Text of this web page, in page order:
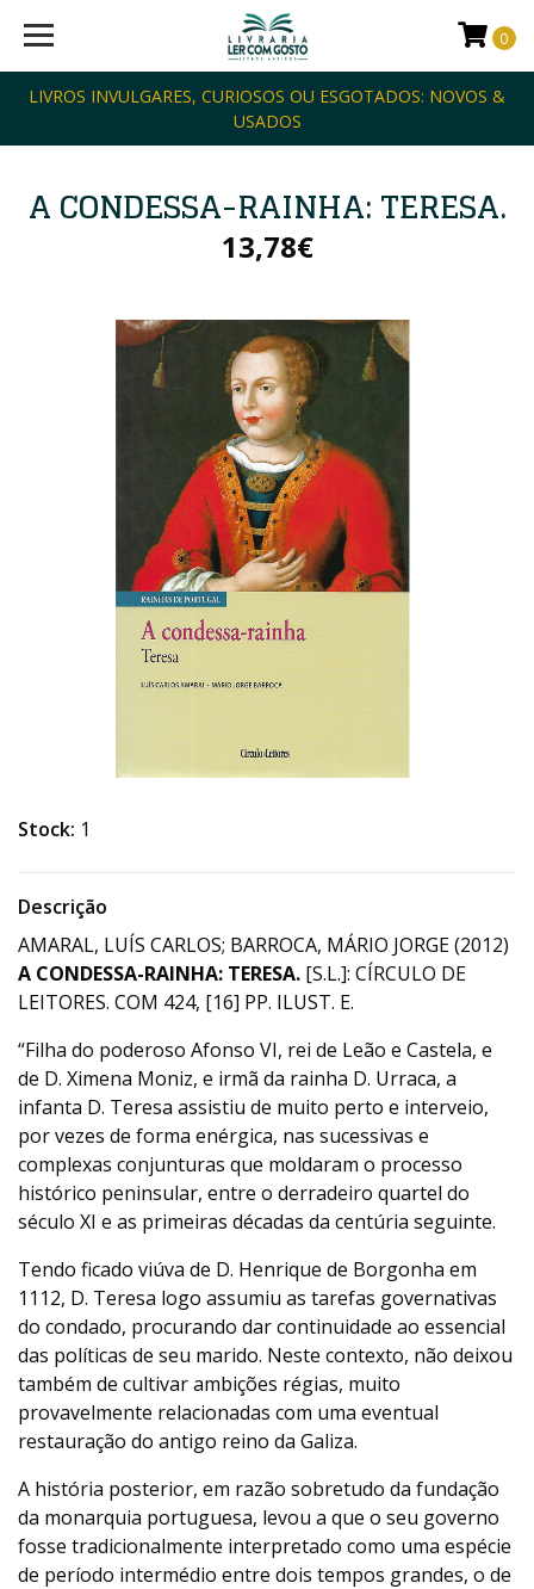
LIVROS INVULGARES, CURIOSOS OU ESGOTADOS: NOVOS &
USADOS
0
A CONDESSA-RAINHA: TERESA.
13,78€
Stock: 1
Descrição
AMARAL, LUÍS CARLOS; BARROCA, MÁRIO JORGE (2012)
A CONDESSA-RAINHA: TERESA. [S.L.]: CÍRCULO DE
LEITORES. COM 424, [16] PP. ILUST. E.
“Filha do poderoso Afonso VI, rei de Leão e Castela, e
de D. Ximena Moniz, e irmã da rainha D. Urraca, a
infanta D. Teresa assistiu de muito perto e interveio,
por vezes de forma enérgica, nas sucessivas e
complexas conjunturas que moldaram o processo
histórico peninsular, entre o derradeiro quartel do
século XI e as primeiras décadas da centúria seguinte.
Tendo ficado viúva de D. Henrique de Borgonha em
1112, D. Teresa logo assumiu as tarefas governativas
do condado, procurando dar continuidade ao essencial
das políticas de seu marido. Neste contexto, não deixou
também de cultivar ambições régias, muito
provavelmente relacionadas com uma eventual
restauração do antigo reino da Galiza.
A história posterior, em razão sobretudo da fundação
da monarquia portuguesa, levou a que o seu governo
fosse tradicionalmente interpretado como uma espécie
de período intermédio entre dois tempos grandes, o de